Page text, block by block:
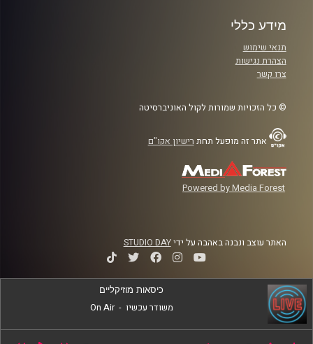
מידע כללי
תנאי שימוש
הצהרת נגישות
צרו קשר
© כל הזכויות שמורות לקול האוניברסיטה
אתר זה מופעל תחת רישיון אקו"ם
Powered by Media Forest
האתר עוצב ונבנה באהבה על ידיSTUDIO DAY
כיסאות מוזיקליים
משודר עכשיו -
On Air